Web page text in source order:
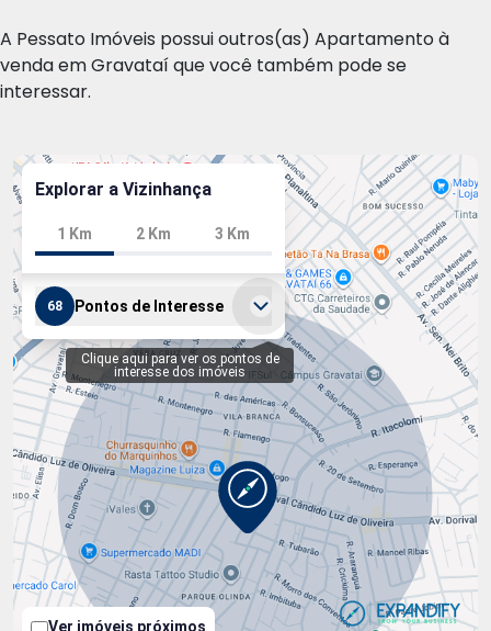
A Pessato Imóveis possui outros(as) Apartamento à
venda em Gravataí que você também pode se
interessar.